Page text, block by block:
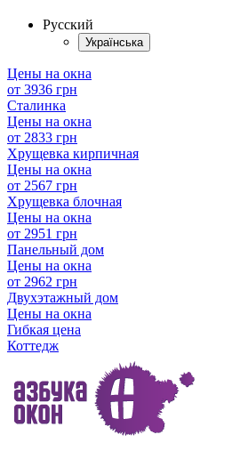
Русский
Українська
Цены на окна
от 3936 грн
Сталинка
Цены на окна
от 2833 грн
Хрущевка кирпичная
Цены на окна
от 2567 грн
Хрущевка блочная
Цены на окна
от 2951 грн
Панельный дом
Цены на окна
от 2962 грн
Двухэтажный дом
Цены на окна
Гибкая цена
Коттедж